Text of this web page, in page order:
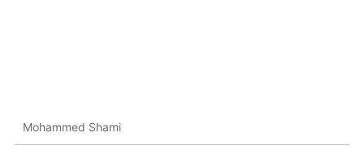
Mohammed Shami